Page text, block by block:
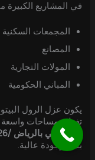
في المشاريع الكبيرة
المجمعات السكنية
المصانع
المولات التجارية
المباني الحكومية
يكون عزل الرول
تغطية مساحات واسعة
البيتوميني بالرياض /2026
بدقة وجودة عالية.